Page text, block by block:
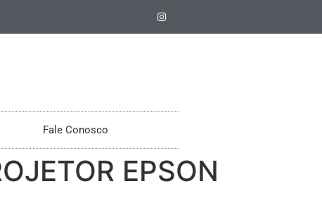
Fale Conosco
EPSON